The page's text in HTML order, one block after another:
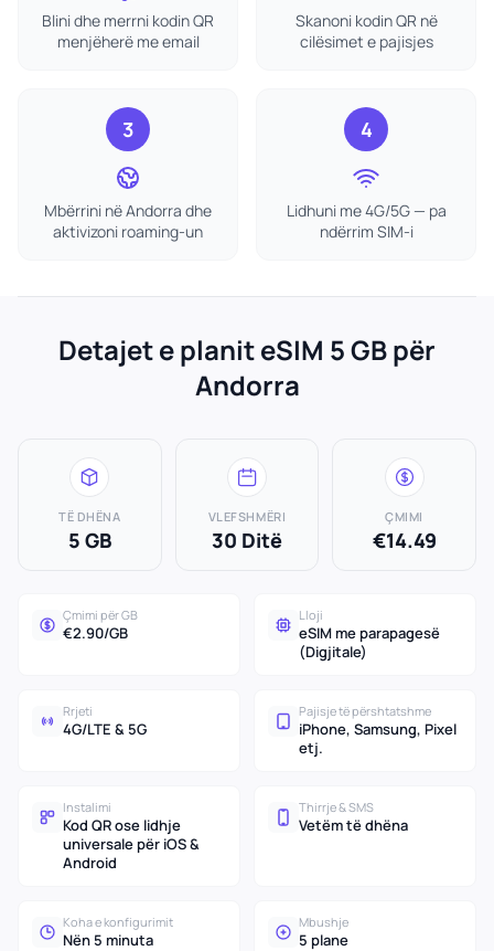
Blini dhe merrni kodin QR
menjëherë me email
Skanoni kodin QR në
cilësimet e pajisjes
3
Mbërrini në Andorra dhe
aktivizoni roaming-un
4
Lidhuni me 4G/5G — pa
ndërrim SIM-i
Detajet e planit eSIM 5 GB për
Andorra
TË DHËNA
5 GB
VLEFSHMËRI
30 Ditë
ÇMIMI
€14.49
Çmimi për GB
€2.90/GB
Lloji
eSIM me parapagesë
(Digjitale)
Rrjeti
4G/LTE & 5G
Pajisje të përshtatshme
iPhone, Samsung, Pixel
etj.
Instalimi
Kod QR ose lidhje
universale për iOS &
Android
Thirrje & SMS
Vetëm të dhëna
Koha e konfigurimit
Nën 5 minuta
Mbushje
5 plane